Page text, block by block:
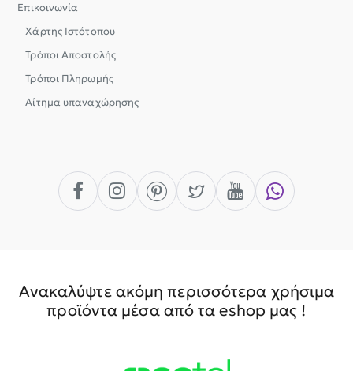
Επικοινωνία
Χάρτης Ιστότοπου
Τρόποι Αποστολής
Τρόποι Πληρωμής
Αίτημα υπαναχώρησης
Ανακαλύψτε ακόμη περισσότερα χρήσιμα
προϊόντα μέσα από τα eshop μας !